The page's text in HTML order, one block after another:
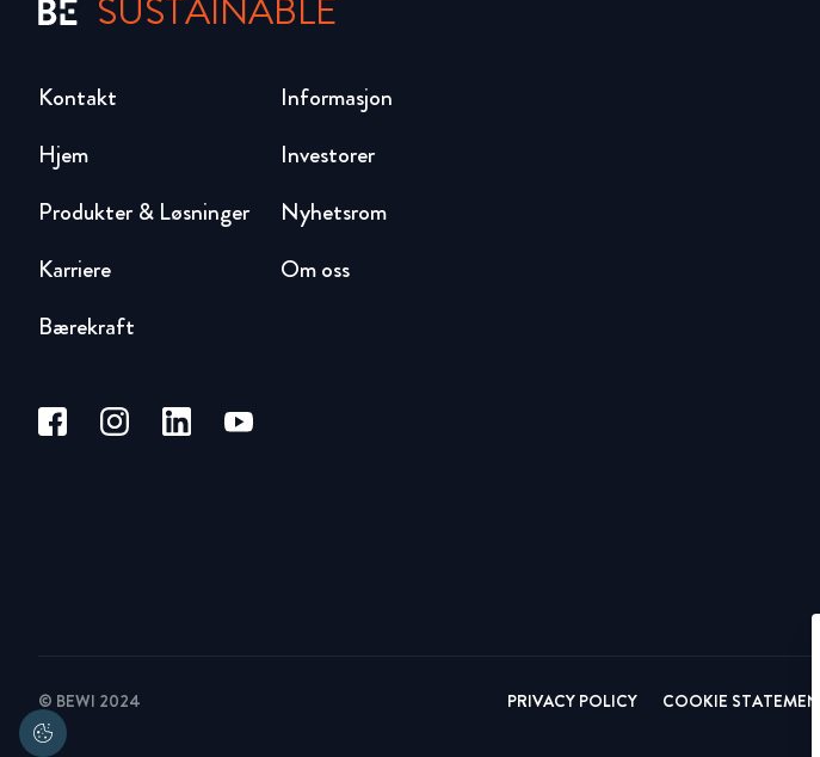
SUSTAINABLE
Hjem
Produkter & Løsninger
Karriere
Bærekraft
Investorer
Nyhetsrom
Om oss
Kontakt Informasjon
© BEWI 2024 PRIVACY POLICY COOKIE STATEMENT